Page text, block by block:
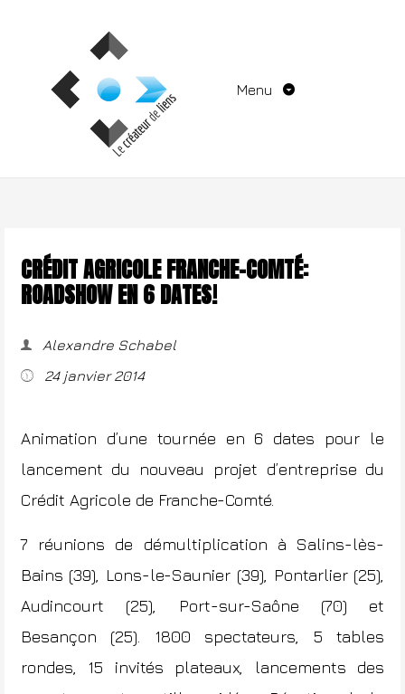
Menu
CRÉDIT AGRICOLE FRANCHE-COMTÉ:
ROADSHOW EN 6 DATES!
Alexandre Schabel
24 janvier 2014
Animation d’une tournée en 6 dates pour le
lancement du nouveau projet d’entreprise du
Crédit Agricole de Franche-Comté.
7 réunions de démultiplication à Salins-lès-
Bains (39), Lons-le-Saunier (39), Pontarlier (25),
Audincourt (25), Port-sur-Saône (70) et
Besançon (25). 1800 spectateurs, 5 tables
rondes, 15 invités plateaux, lancements des